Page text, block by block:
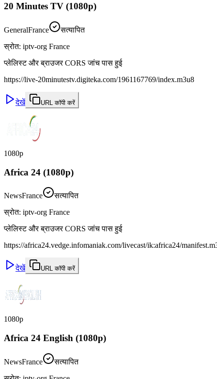
20 Minutes TV (1080p)
GeneralFrance
सत्यापित
स्रोत: iptv-org France
प्लेलिस्ट और ब्राउजर CORS जांच पास हुई
https://live-20minutestv.digiteka.com/1961167769/index.m3u8
देखें URL कॉपी करें
1080p
Africa 24 (1080p)
NewsFrance
सत्यापित
स्रोत: iptv-org France
प्लेलिस्ट और ब्राउजर CORS जांच पास हुई
https://africa24.vedge.infomaniak.com/livecast/ik:africa24/
देखें URL कॉपी करें
1080p
Africa 24 English (1080p)
NewsFrance
सत्यापित